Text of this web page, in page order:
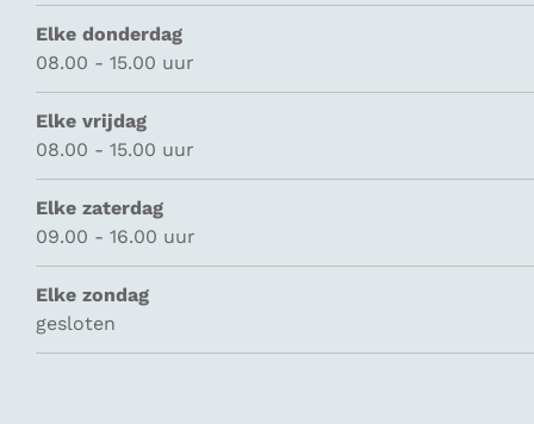
Elke donderdag
08.00 - 15.00 uur
Elke vrijdag
08.00 - 15.00 uur
Elke zaterdag
09.00 - 16.00 uur
Elke zondag
gesloten